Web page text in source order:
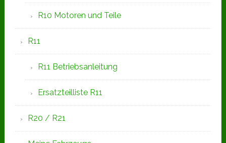
R10 Motoren und Teile
R11
R11 Betriebsanleitung
Ersatzteilliste R11
R20 / R21